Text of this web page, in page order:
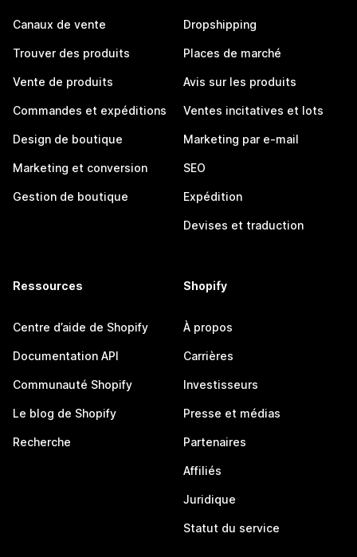
Canaux de vente
Trouver des produits
Vente de produits
Commandes et expéditions
Design de boutique
Marketing et conversion
Gestion de boutique
Dropshipping
Places de marché
Avis sur les produits
Ventes incitatives et lots
Marketing par e-mail
SEO
Expédition
Devises et traduction
Ressources
Centre d’aide de Shopify
Documentation API
Communauté Shopify
Le blog de Shopify
Recherche
Shopify
À propos
Carrières
Investisseurs
Presse et médias
Partenaires
Affiliés
Juridique
Statut du service